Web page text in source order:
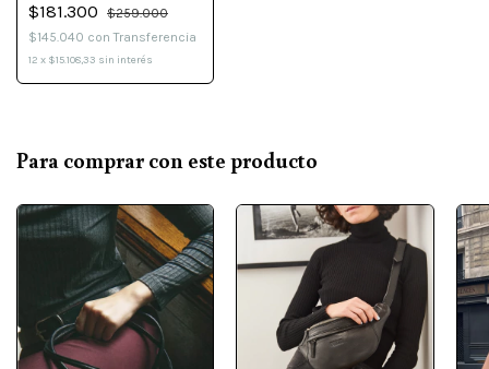
$181.300
$259.000
$145.040 con Transferencia
12 x $15.108,33 sin interés
Para comprar con este producto